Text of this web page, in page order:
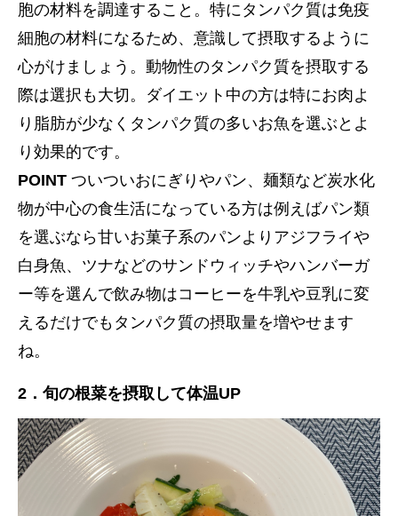
胞の材料を調達すること。特にタンパク質は免疫
細胞の材料になるため、意識して摂取するように
心がけましょう。動物性のタンパク質を摂取する
際は選択も大切。ダイエット中の方は特にお肉よ
り脂肪が少なくタンパク質の多いお魚を選ぶとよ
り効果的です。
POINT ついついおにぎりやパン、麺類など炭水化
物が中心の食生活になっている方は例えばパン類
を選ぶなら甘いお菓子系のパンよりアジフライや
白身魚、ツナなどのサンドウィッチやハンバーガ
ー等を選んで飲み物はコーヒーを牛乳や豆乳に変
えるだけでもタンパク質の摂取量を増やせます
ね。
2． 旬の根菜を摂取して体温UP